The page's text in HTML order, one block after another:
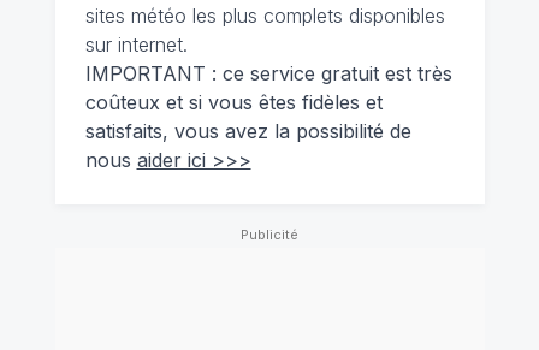
sites météo les plus complets disponibles
sur internet.
IMPORTANT : ce service gratuit est très
coûteux et si vous êtes fidèles et
satisfaits, vous avez la possibilité de
nous aider ici >>>